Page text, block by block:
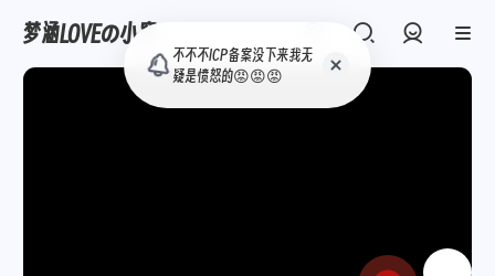
梦涵LOVEの小窝
登录
不不不ICP备案没下
😡😡😡
准备恢复更新啦~~~